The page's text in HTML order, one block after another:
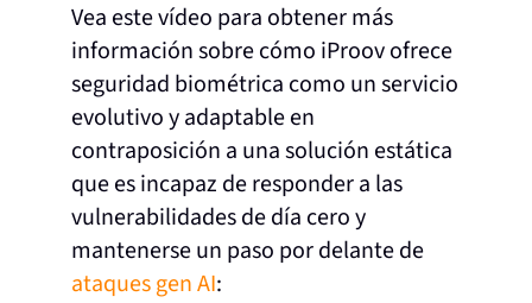
Vea este vídeo para obtener más
información sobre cómo iProov ofrece
seguridad biométrica como un servicio
evolutivo y adaptable en
contraposición a una solución estática
que es incapaz de responder a las
vulnerabilidades de día cero y
mantenerse un paso por delante de
ataques gen AI: